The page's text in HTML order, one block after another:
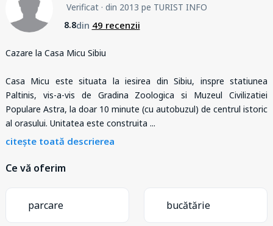
Verificat· din 2013 pe TURIST INFO
8.8din 49 recenzii
Cazare la Casa Micu Sibiu
Casa Micu este situata la iesirea din Sibiu, inspre statiunea
Paltinis, vis-a-vis de Gradina Zoologica si Muzeul Civilizatiei
Populare Astra, la doar 10 minute (cu autobuzul) de centrul istoric
al orasului. Unitatea este construita ...
citește toată descrierea
Ce vă oferim
parcare bucătărie